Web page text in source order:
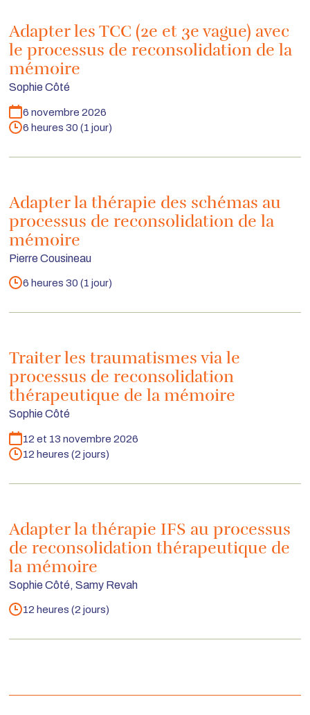
Adapter les TCC (2e et 3e vague) avec
le processus de reconsolidation de la
mémoire
Sophie Côté
Dates6 novembre 2026
Durée6 heures 30 (1 jour)
Adapter la thérapie des schémas au
processus de reconsolidation de la
mémoire
Pierre Cousineau
Durée6 heures 30 (1 jour)
Traiter les traumatismes via le
processus de reconsolidation
thérapeutique de la mémoire
Sophie Côté
Dates12 et 13 novembre 2026
Durée12 heures (2 jours)
Adapter la thérapie IFS au processus
de reconsolidation thérapeutique de
la mémoire
Sophie Côté, Samy Revah
Durée12 heures (2 jours)